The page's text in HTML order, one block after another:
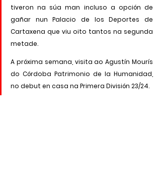
tiveron na súa man incluso a opción de
gañar nun Palacio de los Deportes de
Cartaxena que viu oito tantos na segunda
metade.
A próxima semana, visita ao Agustín Mourís
do Córdoba Patrimonio de la Humanidad,
no debut en casa na Primera División 23/24.